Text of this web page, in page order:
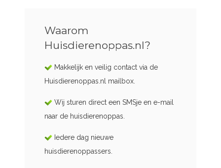
Waarom
Huisdierenoppas.nl?
Makkelijk en veilig contact via de
Huisdierenoppas.nl mailbox.
Wij sturen direct een SMSje en e-mail
naar de huisdierenoppas.
Iedere dag nieuwe
huisdierenoppassers.